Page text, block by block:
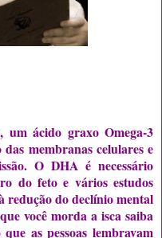
um ácido graxo Omega-3
membranas celulares e
O DHA é necessário
do feto e vários estudos
redução do declínio mental
você morda a isca saiba
as pessoas lembravam